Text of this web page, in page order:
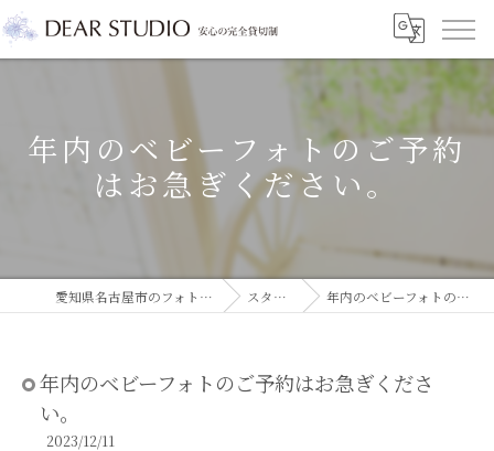
年内のベビーフォトのご予約
はお急ぎください。
愛知県名古屋市のフォトスタジオならDEAR STUDIO スタジオコラム 年内のベビーフォトのご予約はお急ぎください。
年内のベビーフォトのご予約はお急ぎくださ
い。
2023/12/11